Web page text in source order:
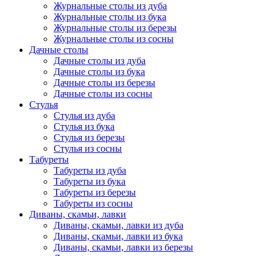
Журнальные столы из дуба
Журнальные столы из бука
Журнальные столы из березы
Журнальные столы из сосны
Дачные столы
Дачные столы из дуба
Дачные столы из бука
Дачные столы из березы
Дачные столы из сосны
Стулья
Стулья из дуба
Стулья из бука
Стулья из березы
Стулья из сосны
Табуреты
Табуреты из дуба
Табуреты из бука
Табуреты из березы
Табуреты из сосны
Диваны, скамьи, лавки
Диваны, скамьи, лавки из дуба
Диваны, скамьи, лавки из бука
Диваны, скамьи, лавки из березы